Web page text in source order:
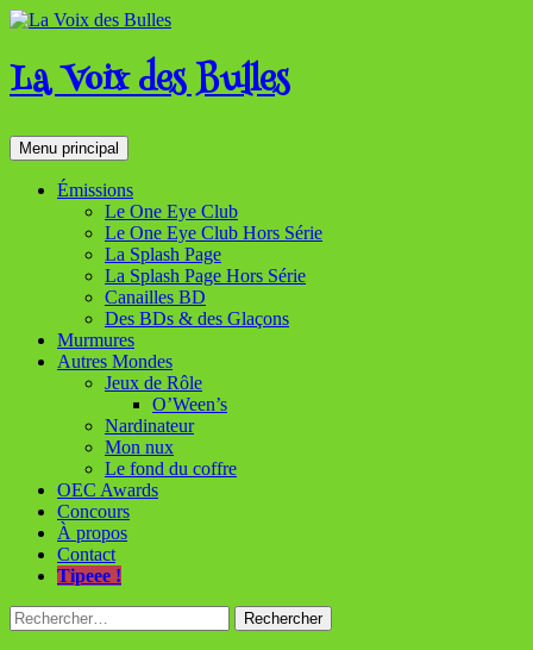
Aller
contenu
La Voix des Bulles
Recherche
Menu principal
Émissions
Le One Eye Club
Le One Eye Club Hors Série
La Splash Page
La Splash Page Hors Série
Canailles BD
Des BDs & des Glaçons
Murmures
Autres Mondes
Jeux de Rôle
O’Ween’s
Nardinateur
Mon nux
Le fond du coffre
OEC Awards
Concours
À propos
Contact
Tipeee !
Rechercher :